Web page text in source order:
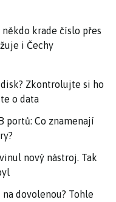
krade číslo přes
i Čechy
Zkontrolujte si ho
o data
portů: Co znamenají
nový nástroj. Tak
dovolenou? Tohle